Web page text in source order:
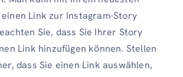
Link zur Instagram-Story
Sie, dass Sie Ihrer Story
Link hinzufügen können. Stellen
dass Sie einen Link auswählen,